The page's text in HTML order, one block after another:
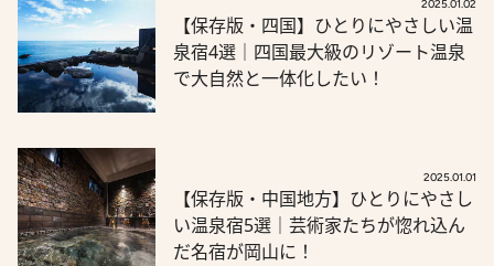
2025.01.02
【保存版・四国】ひとりにやさしい温
泉宿4選｜四国最大級のリゾート温泉
で大自然と一体化したい！
2025.01.01
【保存版・中国地方】ひとりにやさし
い温泉宿5選｜芸術家たちが惚れ込ん
だ名宿が岡山に！